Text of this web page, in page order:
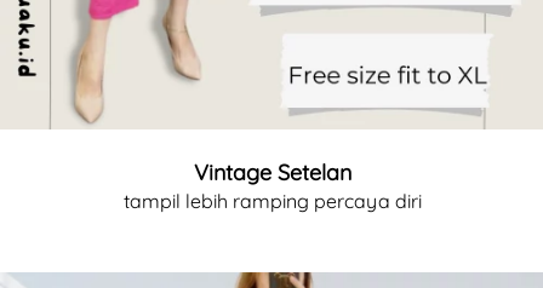
Vintage Setelan
tampil lebih ramping percaya diri